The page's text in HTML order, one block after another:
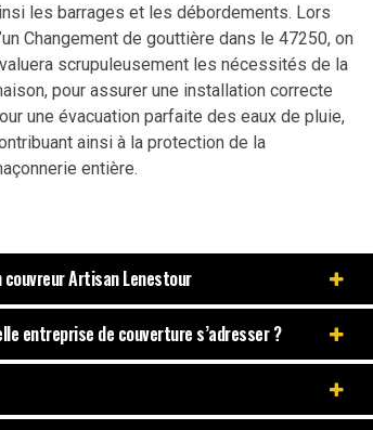
les barrages et les débordements. Lors
Changement de gouttière dans le 47250, on
scrupuleusement les nécessités de la
pour assurer une installation correcte
une évacuation parfaite des eaux de pluie,
ainsi à la protection de la
entière.
Artisan Lenestour
entreprise de couverture s’adresser ?